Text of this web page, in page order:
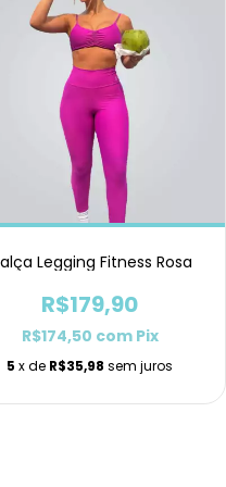
Legging Fitness Rosa
R$179,90
R$174,50 com Pix
5 x de R$35,98 sem juros